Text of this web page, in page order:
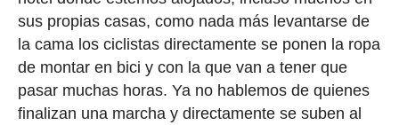
sus propias casas, como nada más levantarse de
la cama los ciclistas directamente se ponen la ropa
de montar en bici y con la que van a tener que
pasar muchas horas. Ya no hablemos de quienes
finalizan una marcha y directamente se suben al